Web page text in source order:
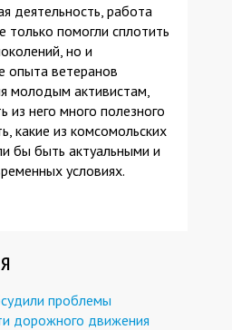
деятельность, работа
помогли сплотить
но и
опыта ветеранов
молодым активистам,
из него много полезного
какие из комсомольских
бы быть актуальными и
условиях.
проблемы
дорожного движения